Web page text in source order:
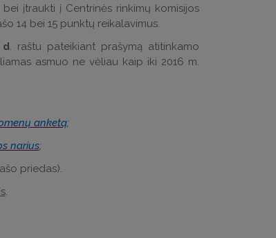
įtraukti į Centrinės rinkimų komisijos
14 bei 15 punktų reikalavimus.
d. raštu pateikiant prašymą atitinkamo
asmuo ne vėliau kaip iki 2016 m.
anketą;
narius;
priedas).
.